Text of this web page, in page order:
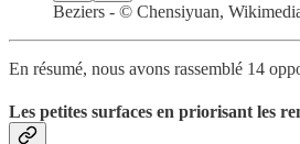
Beziers - © Chensiyuan,
En résumé, nous avons rassemblé 14
Les petites surfaces en priorisant les